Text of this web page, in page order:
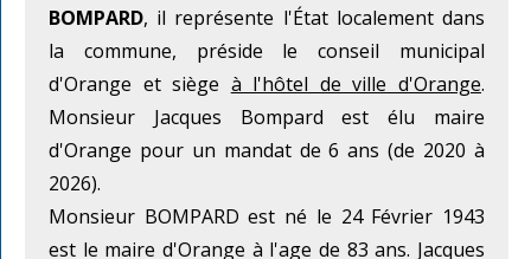
BOMPARD, il représente l'État localement dans
la commune, préside le conseil municipal
d'Orange et siège à l'hôtel de ville d'Orange.
Monsieur Jacques Bompard est élu maire
d'Orange pour un mandat de 6 ans (de 2020 à
2026).
Monsieur BOMPARD est né le 24 Février 1943
est le maire d'Orange à l'age de 83 ans. Jacques